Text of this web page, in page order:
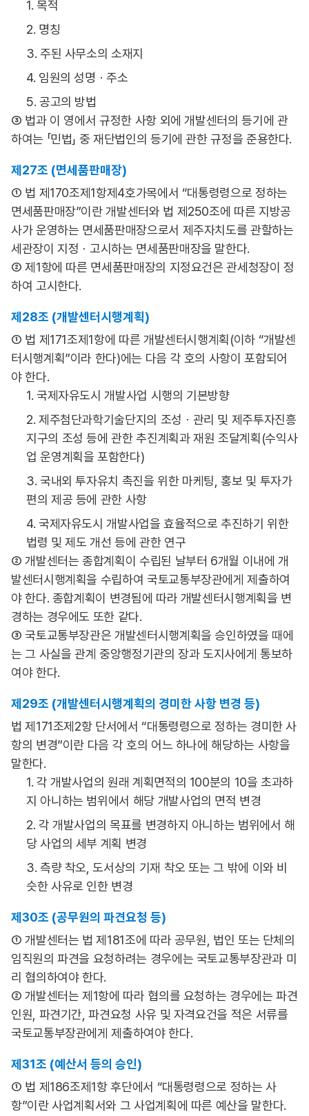
1. 목적
2. 명칭
3. 주된 사무소의 소재지
4. 임원의 성명ㆍ주소
5. 공고의 방법
③ 법과 이 영에서 규정한 사항 외에 개발센터의 등기에 관
하여는 「민법」 중 재단법인의 등기에 관한 규정을 준용한다.
제27조 (면세품판매장)
① 법 제170조제1항제4호가목에서 “대통령령으로 정하는
면세품판매장”이란 개발센터와 법 제250조에 따른 지방공
사가 운영하는 면세품판매장으로서 제주자치도를 관할하는
세관장이 지정ㆍ고시하는 면세품판매장을 말한다.
② 제1항에 따른 면세품판매장의 지정요건은 관세청장이 정
하여 고시한다.
제28조 (개발센터시행계획)
① 법 제171조제1항에 따른 개발센터시행계획(이하 “개발센
터시행계획”이라 한다)에는 다음 각 호의 사항이 포함되어
야 한다.
1. 국제자유도시 개발사업 시행의 기본방향
2. 제주첨단과학기술단지의 조성ㆍ관리 및 제주투자진흥
지구의 조성 등에 관한 추진계획과 재원 조달계획(수익사
업 운영계획을 포함한다)
3. 국내외 투자유치 촉진을 위한 마케팅, 홍보 및 투자가
편의 제공 등에 관한 사항
4. 국제자유도시 개발사업을 효율적으로 추진하기 위한
법령 및 제도 개선 등에 관한 연구
② 개발센터는 종합계획이 수립된 날부터 6개월 이내에 개
발센터시행계획을 수립하여 국토교통부장관에게 제출하여
야 한다. 종합계획이 변경됨에 따라 개발센터시행계획을 변
경하는 경우에도 또한 같다.
③ 국토교통부장관은 개발센터시행계획을 승인하였을 때에
는 그 사실을 관계 중앙행정기관의 장과 도지사에게 통보하
여야 한다.
제29조 (개발센터시행계획의 경미한 사항 변경 등)
법 제171조제2항 단서에서 “대통령령으로 정하는 경미한 사
항의 변경”이란 다음 각 호의 어느 하나에 해당하는 사항을
말한다.
1. 각 개발사업의 원래 계획면적의 100분의 10을 초과하
지 아니하는 범위에서 해당 개발사업의 면적 변경
2. 각 개발사업의 목표를 변경하지 아니하는 범위에서 해
당 사업의 세부 계획 변경
3. 측량 착오, 도서상의 기재 착오 또는 그 밖에 이와 비
슷한 사유로 인한 변경
제30조 (공무원의 파견요청 등)
① 개발센터는 법 제181조에 따라 공무원, 법인 또는 단체의
임직원의 파견을 요청하려는 경우에는 국토교통부장관과 미
리 협의하여야 한다.
② 개발센터는 제1항에 따라 협의를 요청하는 경우에는 파견
인원, 파견기간, 파견요청 사유 및 자격요건을 적은 서류를
국토교통부장관에게 제출하여야 한다.
제31조 (예산서 등의 승인)
① 법 제186조제1항 후단에서 “대통령령으로 정하는 사
항”이란 사업계획서와 그 사업계획에 따른 예산을 말한다.